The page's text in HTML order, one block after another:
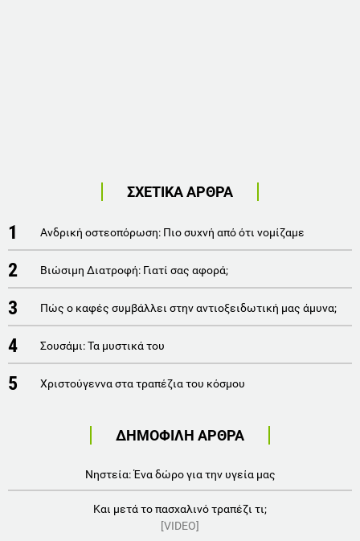
ΣΧΕΤΙΚΑ ΑΡΘΡΑ
1 Ανδρική οστεοπόρωση: Πιο συχνή από ότι νομίζαμε
2 Βιώσιμη Διατροφή: Γιατί σας αφορά;
3 Πώς ο καφές συμβάλλει στην αντιοξειδωτική μας άμυνα;
4 Σουσάμι: Τα μυστικά του
5 Χριστούγεννα στα τραπέζια του κόσμου
ΔΗΜΟΦΙΛΗ ΑΡΘΡΑ
Νηστεία: Ένα δώρο για την υγεία μας
Και μετά το πασχαλινό τραπέζι τι;
[VIDEO]